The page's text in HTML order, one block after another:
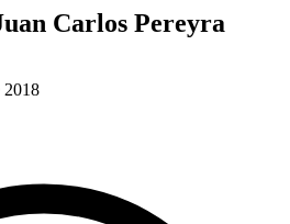
Carlos Pereyra
2018